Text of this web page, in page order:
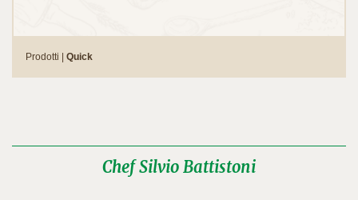
Prodotti | Quick
Chef Silvio Battistoni